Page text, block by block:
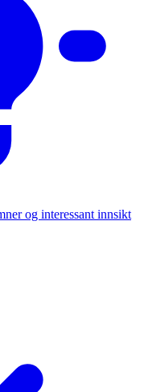
og interessant innsikt